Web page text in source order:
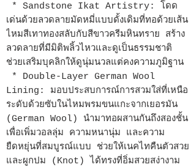
* Sandstone Ikat Artistry: โดด
เด่นด้วยลวดลายมัดหมี่แบบดั้งเดิมที่ทอด้วยเส้น
ไหมสีเทาทองสลับกับสีขาวครีมหินทราย สร้าง
ลวดลายที่มีมิติพลิ้วไหวและดูเป็นธรรมชาติ
ช่วยเสริมบุคลิกให้ดูนุ่มนวลแต่คงความภูมิฐาน
* Double-Layer German Wool
Lining: มอบประสบการณ์การสวมใส่ที่เหนือ
ระดับด้วยซับในไหมพรมขนแกะจากเยอรมัน
(German Wool) นำมาทอผสานกันถึงสองชั้น
เพื่อเพิ่มวอลลุ่ม ความหนานุ่ม และความ
ยืดหยุ่นที่สมบูรณ์แบบ ช่วยให้เนคไทคืนตัวสวย
และผูกปม (Knot) ได้ทรงที่อิ่มสวยสง่างาม